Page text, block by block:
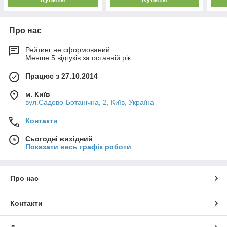
Про нас
Рейтинг не сформований
Менше 5 відгуків за останній рік
Працює з 27.10.2014
м. Київ
вул.Садово-Ботанічна, 2, Київ, Україна
Контакти
Сьогодні вихідний
Показати весь графік роботи
Про нас
Контакти